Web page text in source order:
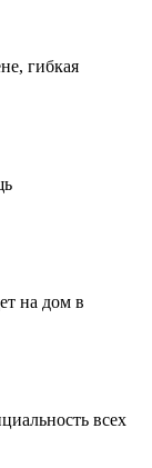
гибкая
на дом в
всех